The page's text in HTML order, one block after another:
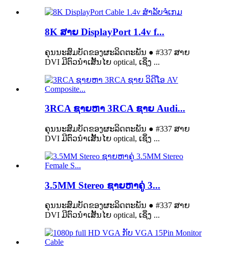
8K ສາຍ DisplayPort 1.4v f...
ຄຸນນະສົມບັດຂອງຜະລິດຕະພັນ ● #337 ສາຍ
DVI ມີຕົວນໍາເສັ້ນໄຍ optical, ເຊິ່ງ ...
3RCA ຊາຍຫາ 3RCA ຊາຍ Audi...
ຄຸນນະສົມບັດຂອງຜະລິດຕະພັນ ● #337 ສາຍ
DVI ມີຕົວນໍາເສັ້ນໄຍ optical, ເຊິ່ງ ...
3.5MM Stereo ຊາຍຫາຄູ່ 3...
ຄຸນນະສົມບັດຂອງຜະລິດຕະພັນ ● #337 ສາຍ
DVI ມີຕົວນໍາເສັ້ນໄຍ optical, ເຊິ່ງ ...